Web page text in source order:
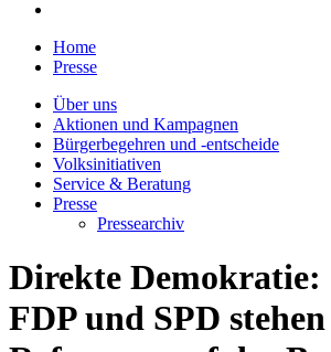
Home
Presse
Über uns
Aktionen und Kampagnen
Bürgerbegehren und -entscheide
Volksinitiativen
Service & Beratung
Presse
Pressearchiv
Direkte Demokratie:
FDP und SPD